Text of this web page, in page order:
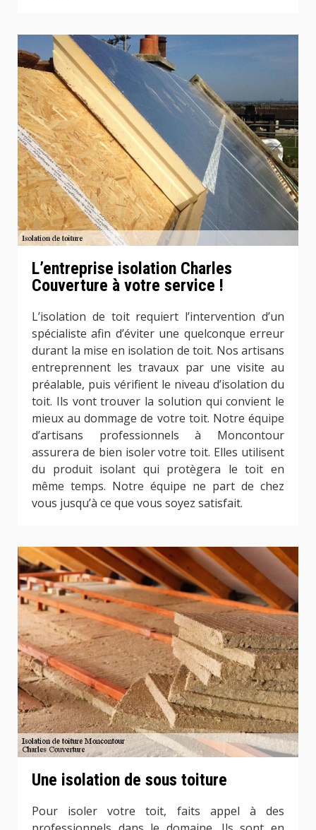
L’entreprise isolation Charles
Couverture à votre service !
L’isolation de toit requiert l’intervention d’un
spécialiste afin d’éviter une quelconque erreur
durant la mise en isolation de toit. Nos artisans
entreprennent les travaux par une visite au
préalable, puis vérifient le niveau d’isolation du
toit. Ils vont trouver la solution qui convient le
mieux au dommage de votre toit. Notre équipe
d’artisans professionnels à Moncontour
assurera de bien isoler votre toit. Elles utilisent
du produit isolant qui protègera le toit en
même temps. Notre équipe ne part de chez
vous jusqu’à ce que vous soyez satisfait.
Une isolation de sous toiture
Pour isoler votre toit, faits appel à des